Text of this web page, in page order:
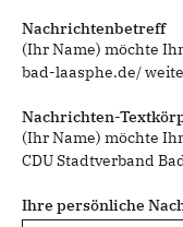
Nachrichtenbetreff
(Ihr Name) möchte
bad-laasphe.de/
Nachrichten-
(Ihr Name) möchte
CDU Stadtverband
Ihre persönliche